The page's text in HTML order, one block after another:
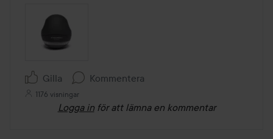
Gilla Kommentera
1176 visningar
Logga in för att lämna en kommentar